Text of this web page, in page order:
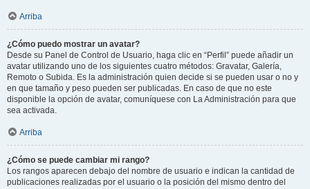
Arriba
¿Cómo puedo mostrar un avatar?
Desde su Panel de Control de Usuario, haga clic en “Perfil” puede añadir un
avatar utilizando uno de los siguientes cuatro métodos: Gravatar, Galería,
Remoto o Subida. Es la administración quien decide si se pueden usar o no y
en que tamaño y peso pueden ser publicadas. En caso de que no este
disponible la opción de avatar, comuníquese con La Administración para que
sea activada.
Arriba
¿Cómo se puede cambiar mi rango?
Los rangos aparecen debajo del nombre de usuario e indican la cantidad de
publicaciones realizadas por el usuario o la posición del mismo dentro del